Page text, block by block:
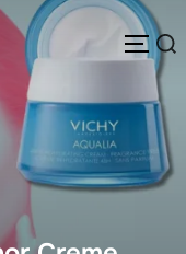
Pesquisar